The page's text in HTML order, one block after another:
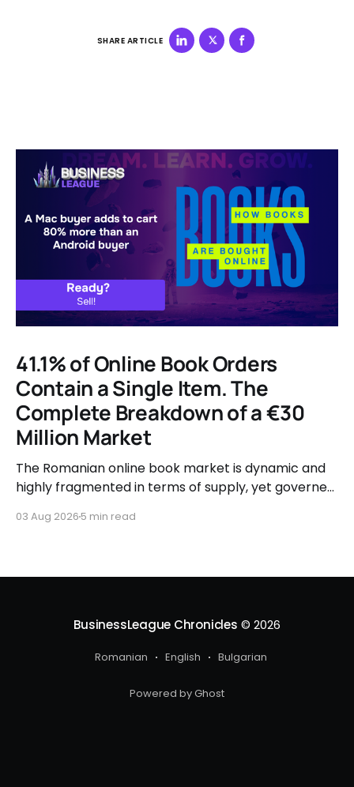
SHARE ARTICLE
41.1% of Online Book Orders
Contain a Single Item. The
Complete Breakdown of a €30
Million Market
The Romanian online book market is dynamic and
highly fragmented in terms of supply, yet governed
user behavior.
03 Aug 2026 5 min read
BusinessLeague Chronicles © 2026
Romanian English Bulgarian
Powered by Ghost